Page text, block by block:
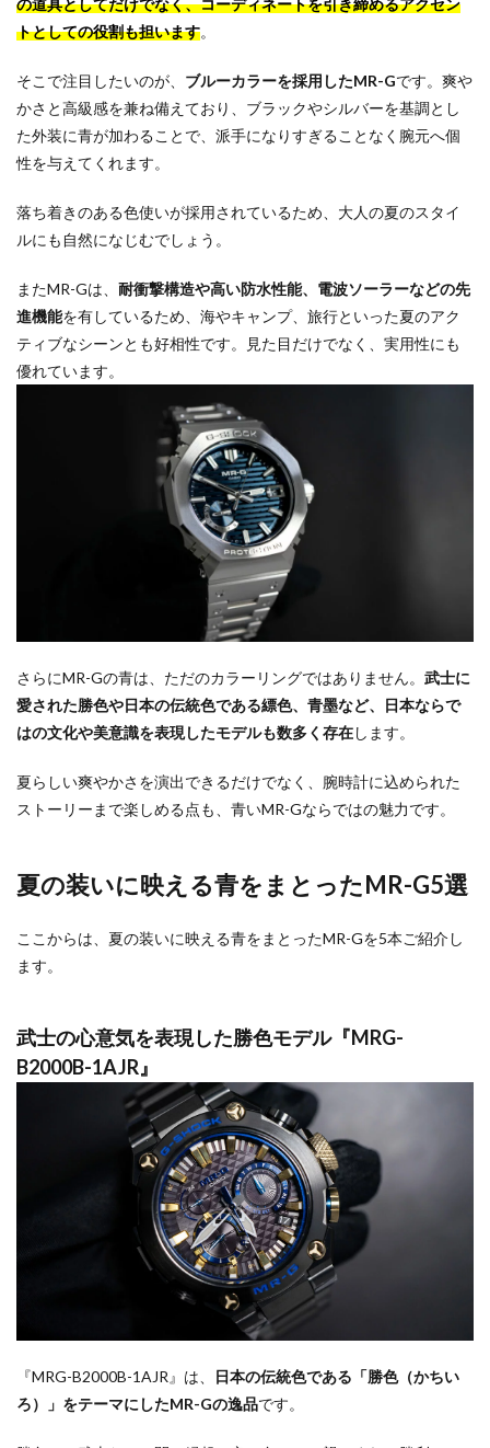
の道具としてだけでなく、コーディネートを引き締めるアクセン
トとしての役割も担います。
そこで注目したいのが、 ブルーカラーを採用したMR-Gです。爽や
かさと高級感を兼ね備えており、ブラックやシルバーを基調とし
た外装に青が加わることで、派手になりすぎることなく腕元へ個
性を与えてくれます。
落ち着きのある色使いが採用されているため、大人の夏のスタイ
ルにも自然になじむでしょう。
またMR-Gは、 耐衝撃構造や高い防水性能、電波ソーラーなどの先
進機能を有しているため、海やキャンプ、旅行といった夏のアク
ティブなシーンとも好相性です。見た目だけでなく、実用性にも
優れています。
さらにMR-Gの青は、ただのカラーリングではありません。 武士に
愛された勝色や日本の伝統色である縹色、青墨など、日本ならで
はの文化や美意識を表現したモデルも数多く存在します。
夏らしい爽やかさを演出できるだけでなく、腕時計に込められた
ストーリーまで楽しめる点も、青いMR-Gならではの魅力です。
夏の装いに映える青をまとったMR-G5選
ここからは、夏の装いに映える青をまとったMR-Gを5本ご紹介し
ます。
武士の心意気を表現した勝色モデル『MRG-
B2000B-1AJR』
『MRG-B2000B-1AJR』は、
日本の伝統色である「勝色（かちい
ろ）」をテーマにしたMR-Gの逸品です。